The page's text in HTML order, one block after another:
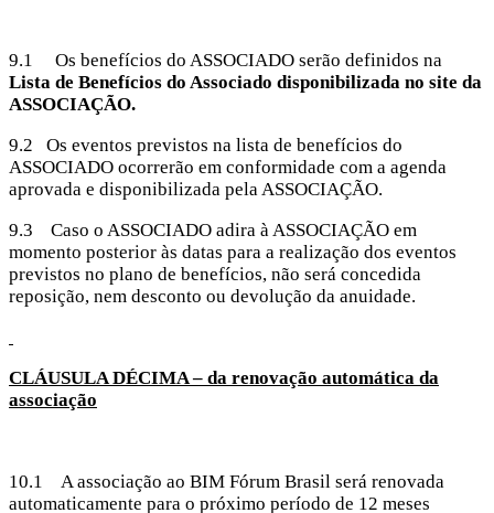
9.1 Os benefícios do ASSOCIADO serão definidos na
Lista de Benefícios do Associado disponibilizada no site da
ASSOCIAÇÃO.
9.2 Os eventos previstos na lista de benefícios do
ASSOCIADO ocorrerão em conformidade com a agenda
aprovada e disponibilizada pela ASSOCIAÇÃO.
9.3 Caso o ASSOCIADO adira à ASSOCIAÇÃO em
momento posterior às datas para a realização dos eventos
previstos no plano de benefícios, não será concedida
reposição, nem desconto ou devolução da anuidade.
CLÁUSULA DÉCIMA – da renovação automática da
associação
10.1 A associação ao BIM Fórum Brasil será renovada
automaticamente para o próximo período de 12 meses